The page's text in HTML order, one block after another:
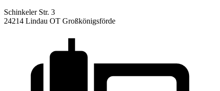
Schinkeler Str. 3
24214 Lindau OT Großkönigsförde